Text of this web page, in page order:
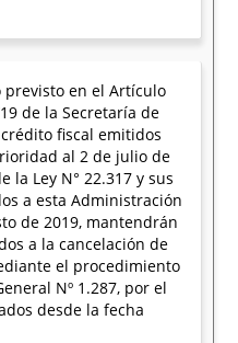
previsto en el Artículo
de la Secretaría de
fiscal emitidos
al 2 de julio de
la Ley N° 22.317 y sus
a esta Administración
de 2019, mantendrán
a la cancelación de
el procedimiento
Nº 1.287, por el
desde la fecha